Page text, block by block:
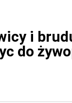
i
do